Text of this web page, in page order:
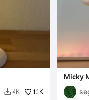
 4K 1.1K
Micky